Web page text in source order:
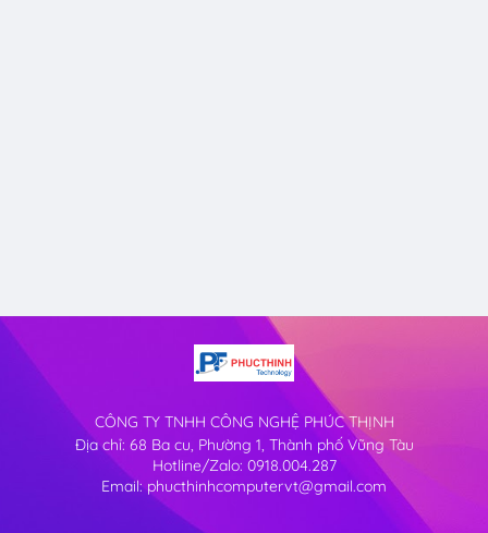
CÔNG TY TNHH CÔNG NGHỆ PHÚC THỊNH
Địa chỉ: 68 Ba cu, Phường 1, Thành phố Vũng Tàu
Hotline/Zalo: 0918.004.287
Email: phucthinhcomputervt@gmail.com